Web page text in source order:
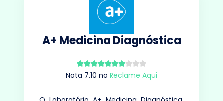
A+ Medicina Diagnóstica
Nota 7.10 no Reclame Aqui